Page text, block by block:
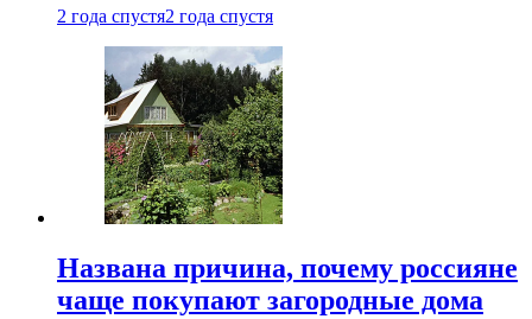
2 года спустя2 года спустя
Названа причина, почему россияне
чаще покупают загородные дома